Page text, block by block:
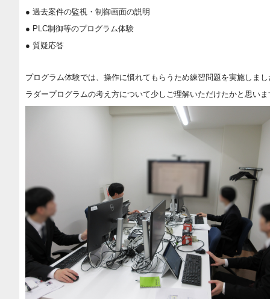
● 過去案件の監視・制御画面の説明
● PLC制御等のプログラム体験
● 質疑応答
プログラム体験では、操作に慣れてもらうため練習問題を実施しまし
ラダープログラムの考え方について少しご理解いただけたかと思いま